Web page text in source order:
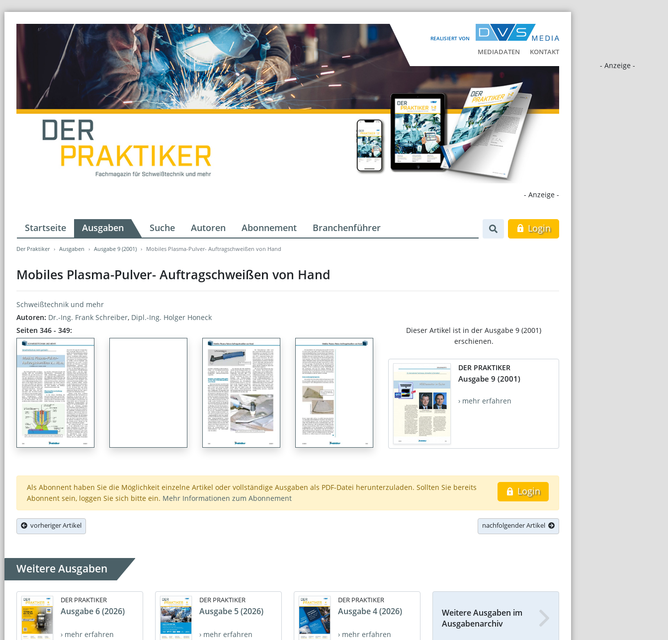
REALISIERT VON
MEDIADATEN KONTAKT
- Anzeige -
- Anzeige -
Startseite Ausgaben Suche Autoren Abonnement Branchenführer Login
Der Praktiker Ausgaben Ausgabe 9 (2001) Mobiles Plasma-Pulver- Auftragschweißen von Hand
Mobiles Plasma-Pulver- Auftragschweißen von Hand
Schweißtechnik und mehr
Autoren: Dr.-Ing. Frank Schreiber, Dipl.-Ing. Holger Honeck
Seiten 346 - 349:
Dieser Artikel ist in der Ausgabe 9 (2001)
erschienen.
DER PRAKTIKER
Ausgabe 9 (2001)
› mehr erfahren
Login
Als Abonnent haben Sie die Möglichkeit einzelne Artikel oder vollständige Ausgaben als PDF-Datei herunterzuladen. Sollten Sie bereits
Abonnent sein, loggen Sie sich bitte ein. Mehr Informationen zum Abonnement
vorheriger Artikel nachfolgender Artikel
Weitere Ausgaben
DER PRAKTIKER
Ausgabe 6 (2026)
› mehr erfahren
DER PRAKTIKER
Ausgabe 5 (2026)
› mehr erfahren
DER PRAKTIKER
Ausgabe 4 (2026)
› mehr erfahren
Weitere Ausgaben im
Ausgabenarchiv